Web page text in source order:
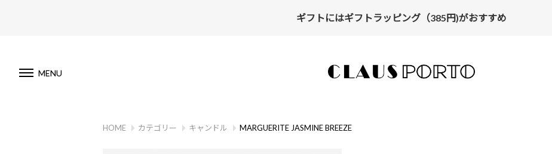
ギフトにはギフトラッピング（385円)がおすすめ
MENU
HOME カテゴリー キャンドル MARGUERITE JASMINE BREEZE